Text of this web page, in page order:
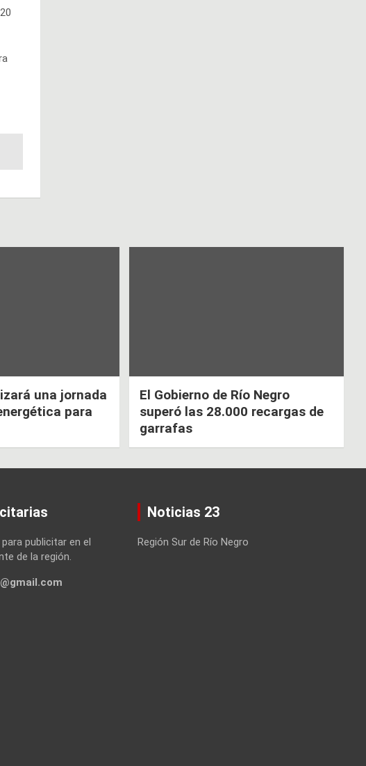
una jornada
para
El Gobierno de Río Negro
superó las 28.000 recargas de
garrafas
publicitar en el
de la región.
Noticias 23
Región Sur de Río Negro